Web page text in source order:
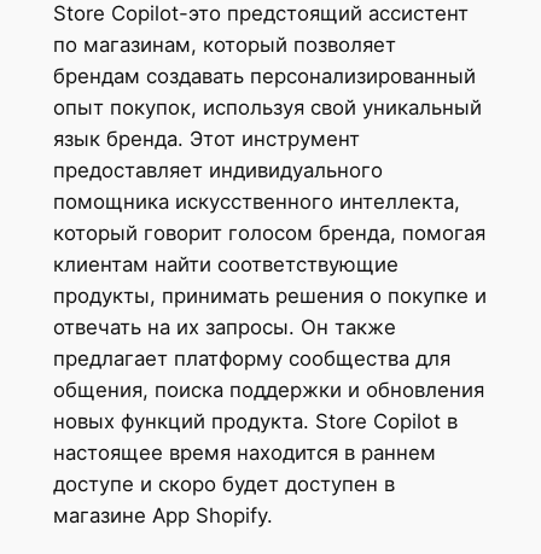
Store Copilot-это предстоящий ассистент
по магазинам, который позволяет
брендам создавать персонализированный
опыт покупок, используя свой уникальный
язык бренда. Этот инструмент
предоставляет индивидуального
помощника искусственного интеллекта,
который говорит голосом бренда, помогая
клиентам найти соответствующие
продукты, принимать решения о покупке и
отвечать на их запросы. Он также
предлагает платформу сообщества для
общения, поиска поддержки и обновления
новых функций продукта. Store Copilot в
настоящее время находится в раннем
доступе и скоро будет доступен в
магазине App Shopify.